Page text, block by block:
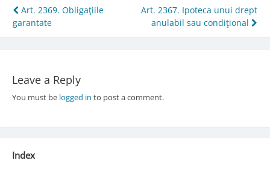
Post
navigation
Art. 2369. Obligaţiile
garantate
Art. 2367. Ipoteca unui drept
anulabil sau condiţional
Leave a Reply
You must be logged in to post a comment.
Index